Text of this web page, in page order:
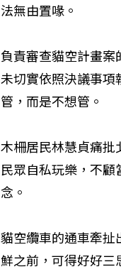
法無由置喙。
負責審查貓空計畫
未切實依照決議事
管，而是不想管。
木柵居民林慧貞痛
民眾自私玩樂，不
念。
貓空纜車的通車牽
鮮之前，可得好好三